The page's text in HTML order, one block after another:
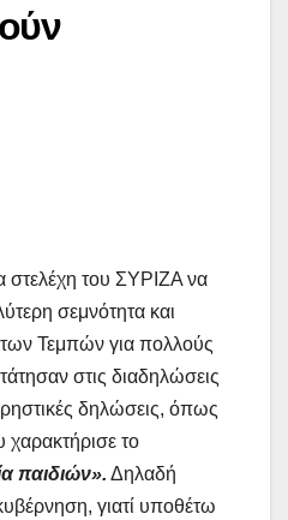
στελέχη του ΣΥΡΙΖΑ να
σεμνότητα και
Τεμπών για πολλούς
στις διαδηλώσεις
δηλώσεις, όπως
το
παιδιών». Δηλαδή
γιατί υποθέτω